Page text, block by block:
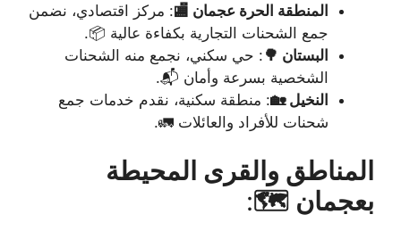
المنطقة الحرة عجمان 🏬: مركز اقتصادي، نضمن
جمع الشحنات التجارية بكفاءة عالية 📦.
البستان 🌳 : حي سكني، نجمع منه الشحنات
الشخصية بسرعة وأمان 📬.
النخيل 🏡: منطقة سكنية، نقدم خدمات جمع
شحنات للأفراد والعائلات 🚛.
المناطق والقرى المحيطة
بعجمان 🗺️: